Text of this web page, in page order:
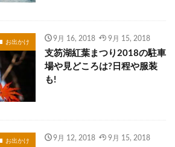
お出かけ 9月 16, 2018 9月 15, 2018
支笏湖紅葉まつり2018の駐車
場や見どころは?日程や服装
も!
お出かけ 9月 12, 2018 9月 15, 2018